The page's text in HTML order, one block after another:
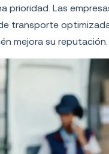
prioridad. Las
transporte
mejora su reputación.